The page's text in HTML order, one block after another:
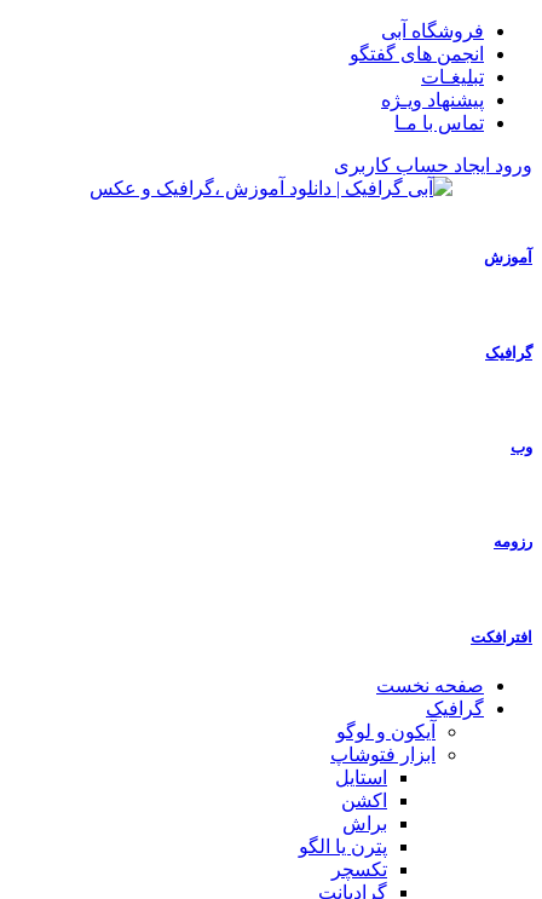
فروشگاه آبی
انجمن های گفتگو
تبلیغـات
پیشنهاد ویـژه
تماس با مـا
ورود ایجاد حساب کاربری
آموزش
گرافیک
وب
رزومه
افترافکت
صفحه نخست
گرافیک
آیکون و لوگو
ابزار فتوشاپ
استایل
اکشن
براش
پترن یا الگو
تکسچر
گرادیانت